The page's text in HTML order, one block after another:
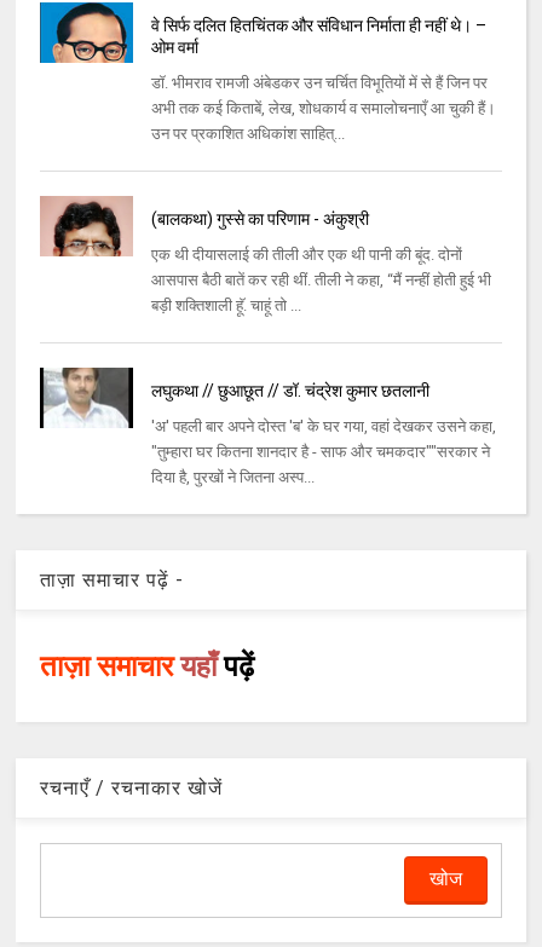
वे सिर्फ दलित हितचिंतक और संविधान निर्माता ही नहीं थे। –
ओम वर्मा
डॉ. भीमराव रामजी अंबेडकर उन चर्चित विभूतियों में से हैं जिन पर
अभी तक कई किताबें, लेख, शोधकार्य व समालोचनाएँ आ चुकी हैं।
उन पर प्रकाशित अधिकांश साहित्...
(बालकथा) गुस्‍से का परिणाम - अंकुश्री
एक थी दीयासलाई की तीली और एक थी पानी की बूंद. दोनों
आसपास बैठी बातें कर रही थीं. तीली ने कहा, ‘‘मैं नन्‍हीं होती हुई भी
बड़ी शक्‍तिशाली हॅू. चाहूं तो ...
लघुकथा // छुआछूत // डॉ. चंद्रेश कुमार छतलानी
'अ' पहली बार अपने दोस्त 'ब' के घर गया, वहां देखकर उसने कहा,
"तुम्हारा घर कितना शानदार है - साफ और चमकदार""सरकार ने
दिया है, पुरखों ने जितना अस्प...
ताज़ा समाचार पढ़ें -
ताज़ा समाचारयहाँपढ़ें
रचनाएँ / रचनाकार खोजें